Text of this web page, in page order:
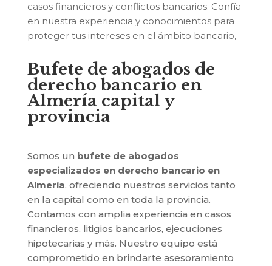
casos financieros y conflictos bancarios. Confía
en nuestra experiencia y conocimientos para
proteger tus intereses en el ámbito bancario,
Bufete de abogados de
derecho bancario en
Almería capital y
provincia
Somos un bufete de abogados
especializados en derecho bancario en
Almería, ofreciendo nuestros servicios tanto
en la capital como en toda la provincia.
Contamos con amplia experiencia en casos
financieros, litigios bancarios, ejecuciones
hipotecarias y más. Nuestro equipo está
comprometido en brindarte asesoramiento